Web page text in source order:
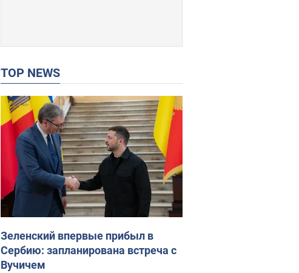
TOP NEWS
Зеленский впервые прибыл в
Сербию: запланирована встреча с
Вучичем